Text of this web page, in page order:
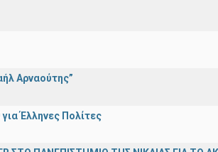
Αρναούτης”
Έλληνες Πολίτες